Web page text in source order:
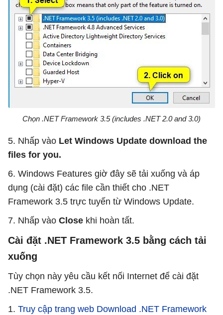
Chọn .NET Framework 3.5 (includes .NET 2.0 and 3.0)
5. Nhấp vào Let Windows Update download the
files for you.
6. Windows Features giờ đây sẽ tải xuống và áp
dụng (cài đặt) các file cần thiết cho .NET
Framework 3.5 trực tuyến từ Windows Update.
7. Nhấp vào Close khi hoàn tất.
Cài đặt .NET Framework 3.5 bằng cách tải
xuống
Tùy chọn này yêu cầu kết nối Internet để cài đặt
.NET Framework 3.5.
1. Truy cập trang web Download .NET Framework